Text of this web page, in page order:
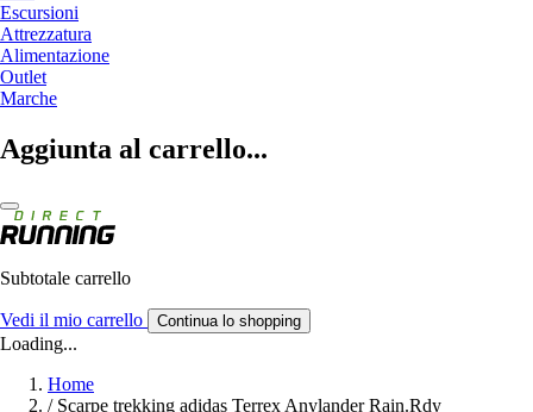
Escursioni
Attrezzatura
Alimentazione
Outlet
Marche
Aggiunta al carrello...
Subtotale carrello
Vedi il mio carrello Continua lo shopping
Loading...
Home
/ Scarpe trekking adidas Terrex Anylander Rain.Rdy